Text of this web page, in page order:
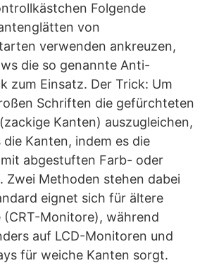
Folgende
von
verwenden ankreuzen,
die so genannte Anti-
zum Einsatz. Der Trick: Um
Schriften die gefürchteten
Kanten) auszugleichen,
Kanten, indem es die
abgestuften Farb- oder
Zwei Methoden stehen dabei
eignet sich für ältere
Monitore), während
auf LCD-Monitoren und
für weiche Kanten sorgt.